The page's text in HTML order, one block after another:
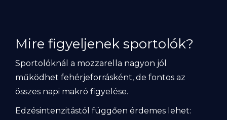
Mire figyeljenek sportolók?
Sportolóknál a mozzarella nagyon jól
működhet fehérjeforrásként, de fontos az
összes napi makró figyelése.
Edzésintenzitástól függően érdemes lehet: